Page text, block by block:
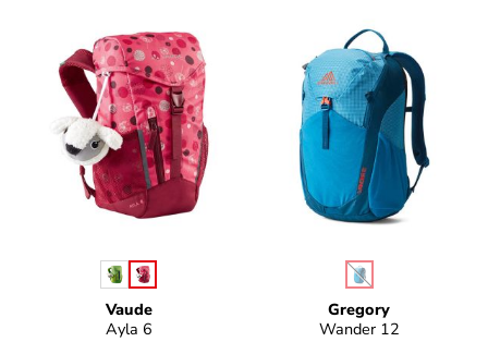
Vaude
Ayla 6
Farbeauswählen
Gregory
Wander 12
Farbe(Diese Option ist